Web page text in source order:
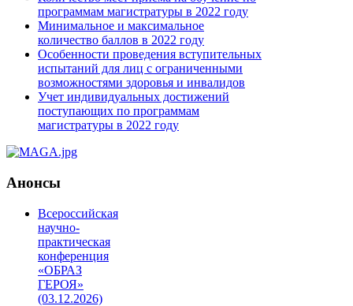
программам магистратуры в 2022 году
Минимальное и максимальное
количество баллов в 2022 году
Особенности проведения вступительных
испытаний для лиц с ограниченными
возможностями здоровья и инвалидов
Учет индивидуальных достижений
поступающих по программам
магистратуры в 2022 году
Анонсы
Всероссийская
научно-
практическая
конференция
«ОБРАЗ
ГЕРОЯ»
(03.12.2026)